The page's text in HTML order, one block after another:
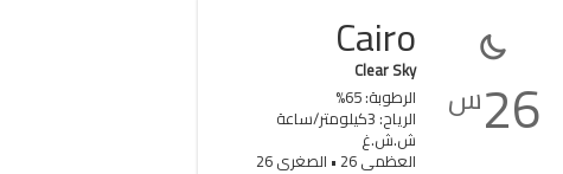
26س
Cairo
Clear Sky
الرطوبة: 65%
الرياح: 3كيلومتر/ساعة
ش.ش.غ
العظمى 26 • الصغرى 26